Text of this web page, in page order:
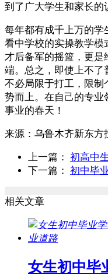
到了广大学生和家长的
每年都有成千上万的学
看中学校的实操教学模
才后备军的摇篮，更
端。总之，即使上不了
不必局限于打工，限制
势而上。在自己的专
事业的春天！
来源： 乌鲁木齐新东方
上一篇： 初高中
下一篇： 初中毕
相关文章
女生初中毕